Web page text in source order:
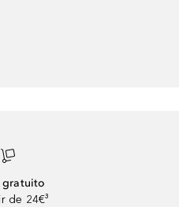
gratuito
de 24€³